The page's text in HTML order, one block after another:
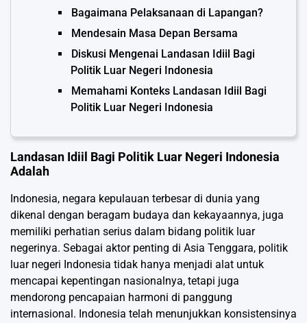
Bagaimana Pelaksanaan di Lapangan?
Mendesain Masa Depan Bersama
Diskusi Mengenai Landasan Idiil Bagi
Politik Luar Negeri Indonesia
Memahami Konteks Landasan Idiil Bagi
Politik Luar Negeri Indonesia
Landasan Idiil Bagi Politik Luar Negeri Indonesia
Adalah
Indonesia, negara kepulauan terbesar di dunia yang
dikenal dengan beragam budaya dan kekayaannya, juga
memiliki perhatian serius dalam bidang politik luar
negerinya. Sebagai aktor penting di Asia Tenggara, politik
luar negeri Indonesia tidak hanya menjadi alat untuk
mencapai kepentingan nasionalnya, tetapi juga
mendorong pencapaian harmoni di panggung
internasional. Indonesia telah menunjukkan konsistensinya